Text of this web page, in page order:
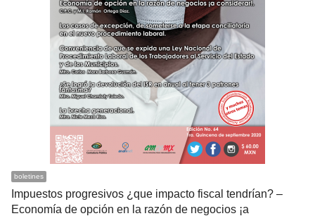
boletines
Impuestos progresivos ¿que impacto fiscal tendrían? –
Economía de opción en la razón de negocios ¡a